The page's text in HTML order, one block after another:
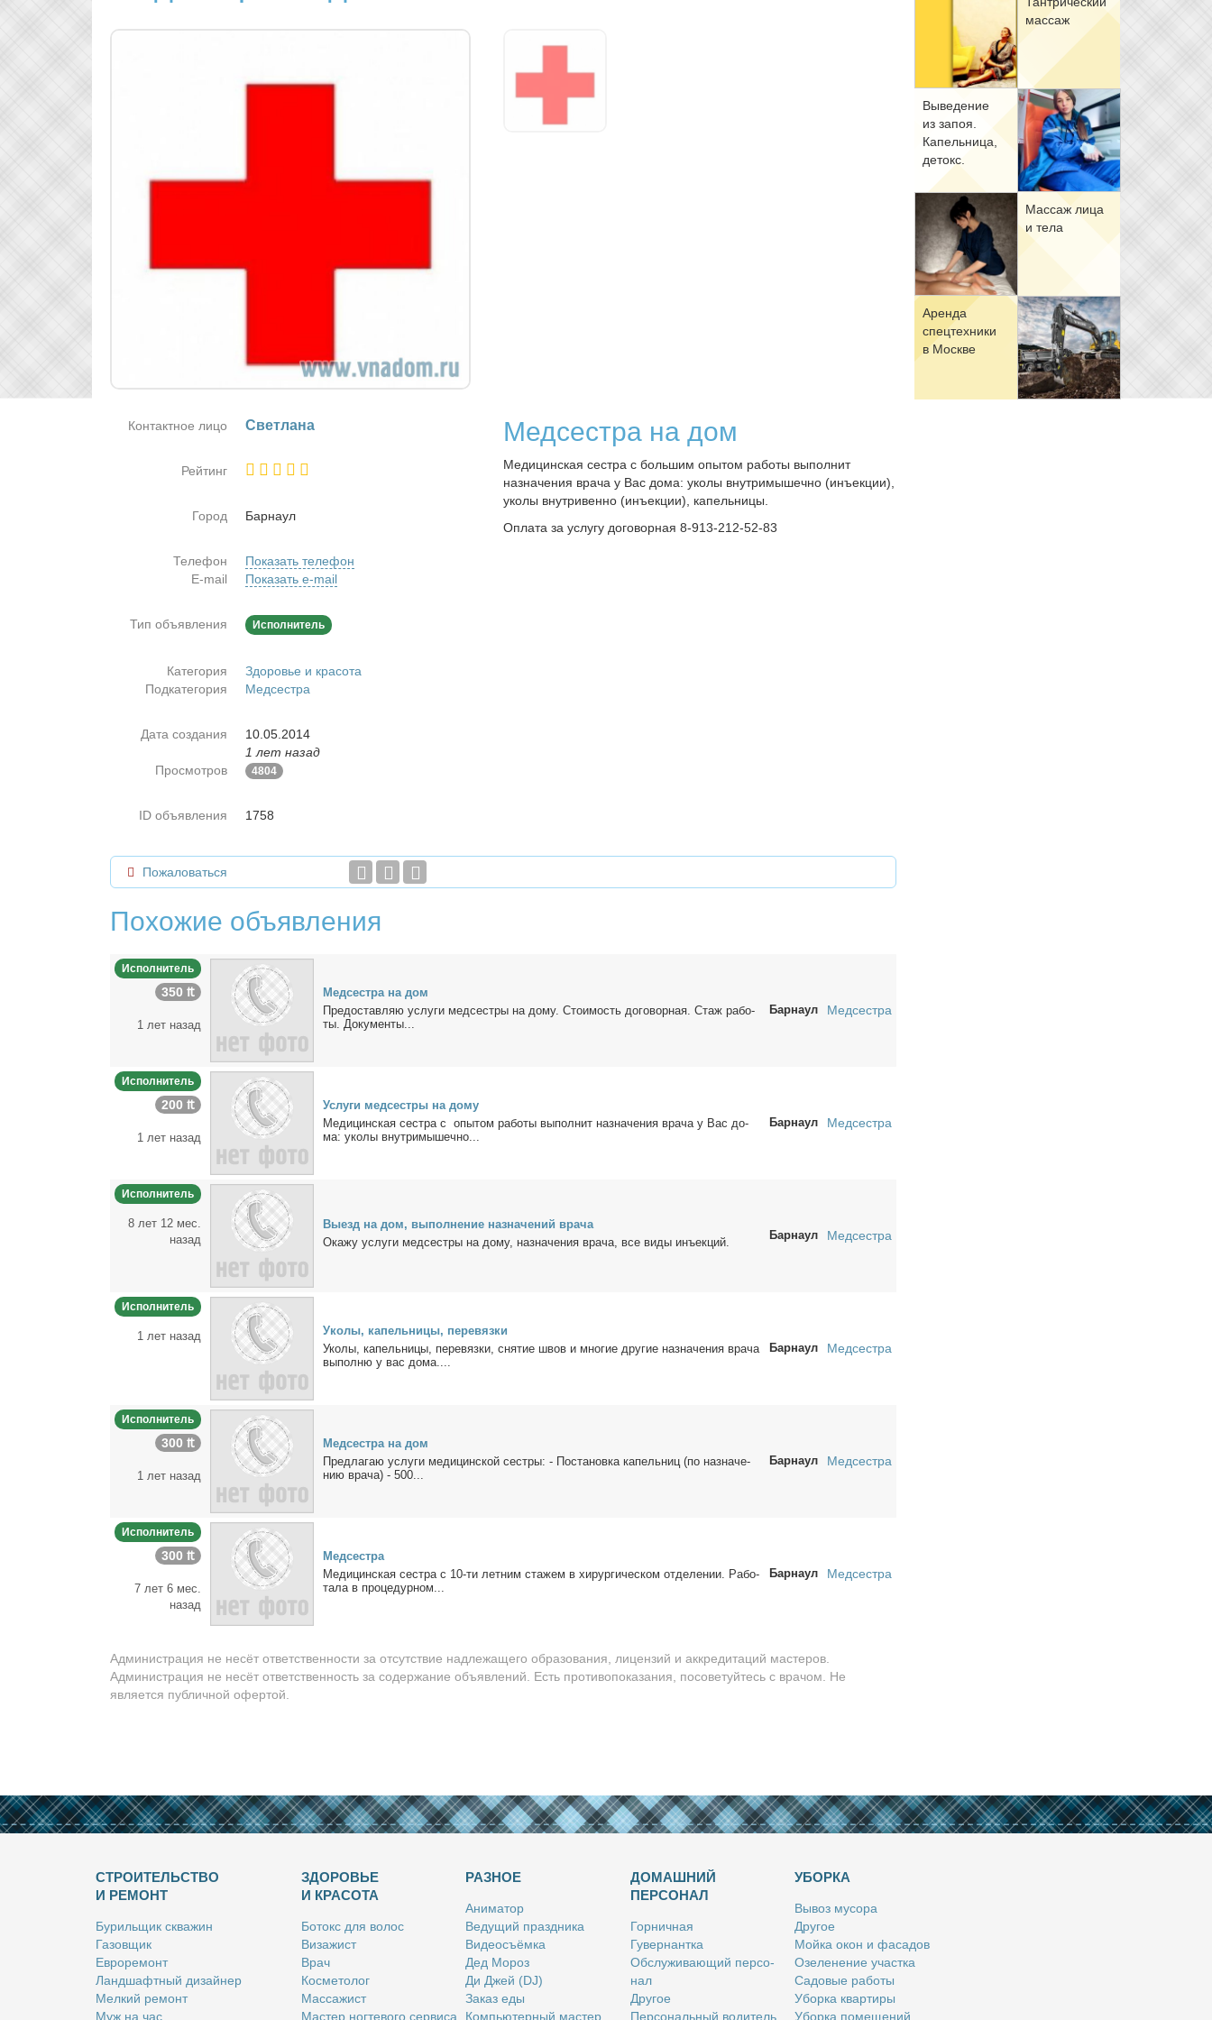
мас­саж
Вы­ве­де­ние
из за­поя.
Ка­пель­ни­ца,
де­токс.
Мас­саж ли­ца
и те­ла
Арен­да
спец­тех­ни­ки
в Москве
Медсестра на дом
Медицинская сестра с большим опытом работы выполнит
назначения врача у Вас дома: уколы внутримышечно (инъекции),
уколы внутривенно (инъекции), капельницы.
Оплата за услугу договорная 8-913-212-52-83
Контактное лицо Свет­ла­на
Рейтинг
Город Бар­на­ул
Телефон
Показать телефон
E-mail
Показать e-mail
Тип объявления Исполнитель
Категория
Здоровье и красота
Подкатегория
Медсестра
Дата создания
10.05.2014
1 лет назад
Просмотров
4804
ID объявления 1758
Пожаловаться
Похожие объявления
Исполнитель
350 ₶
1 лет назад
Мед­сест­ра на дом
Предо­став­ляю услу­ги мед­сест­ры на до­му. Сто­и­мость до­го­вор­ная. Стаж ра­бо­
ты. До­ку­мен­ты...
Барнаул Медсестра
Исполнитель
200 ₶
1 лет назад
Услу­ги мед­сест­ры на до­му
Ме­ди­цин­ская сест­ра с опы­том ра­бо­ты вы­пол­нит на­зна­че­ния вра­ча у Вас до­
ма: уко­лы внут­ри­мы­шеч­но...
Барнаул Медсестра
Исполнитель
8 лет 12 мес.
назад
Вы­езд на дом, вы­пол­не­ние на­зна­че­ний вра­ча
Ока­жу услу­ги мед­сест­ры на до­му, на­зна­че­ния вра­ча, все ви­ды инъ­ек­ций.
Барнаул Медсестра
Исполнитель
1 лет назад
Уко­лы, ка­пель­ни­цы, пе­ре­вяз­ки
Уко­лы, ка­пель­ни­цы, пе­ре­вяз­ки, сня­тие швов и мно­гие дру­гие на­зна­че­ния вра­ча
вы­пол­ню у вас до­ма....
Барнаул Медсестра
Исполнитель
300 ₶
1 лет назад
Мед­сест­ра на дом
Пред­ла­гаю услу­ги ме­ди­цин­ской сест­ры: - По­ста­нов­ка ка­пель­ниц (по на­зна­че­
нию вра­ча) - 500...
Барнаул Медсестра
Исполнитель
300 ₶
7 лет 6 мес.
назад
Мед­сест­ра
Ме­ди­цин­ская сест­ра с 10-ти лет­ним ста­жем в хи­рур­ги­че­ском от­де­ле­нии. Ра­бо­
та­ла в про­це­дур­ном...
Барнаул Медсестра
Администрация не несёт ответственности за отсутствие надлежащего образования, лицензий и аккредитаций мастеров.
Администрация не несёт ответственность за содержание объявлений. Есть противопоказания, посоветуйтесь с врачом. Не
является публичной офертой.
СТРОИТЕЛЬСТВО
И РЕМОНТ
Бу­риль­щик сква­жин
Га­зов­щик
Ев­ро­ре­монт
Ланд­шафт­ный ди­зай­нер
Мел­кий ре­монт
Муж на час
ЗДОРОВЬЕ
И КРАСОТА
Бо­токс для во­лос
Ви­за­жист
Врач
Кос­ме­то­лог
Мас­са­жист
Ма­стер ног­те­во­го сер­ви­са
РАЗНОЕ
Ани­ма­тор
Ве­ду­щий празд­ни­ка
Ви­део­съём­ка
Дед Мо­роз
Ди Джей (DJ)
За­каз еды
Ком­пью­тер­ный ма­стер
ДОМАШНИЙ
ПЕРСОНАЛ
Гор­нич­ная
Гу­вер­нант­ка
Об­слу­жи­ва­ю­щий пер­со­
нал
Дру­гое
Пер­со­наль­ный во­ди­тель
УБОРКА
Вы­воз му­со­ра
Дру­гое
Мой­ка окон и фа­са­дов
Озе­ле­не­ние участ­ка
Са­до­вые ра­бо­ты
Убор­ка квар­ти­ры
Убор­ка по­ме­ще­ний